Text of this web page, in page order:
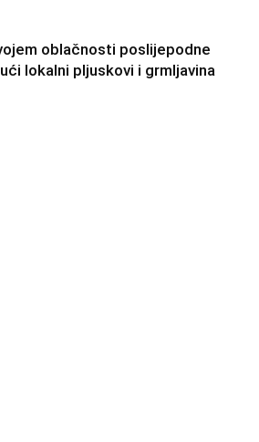
oblačnosti poslijepodne
lokalni pljuskovi i grmljavina